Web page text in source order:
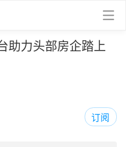
助力头部房企踏上
订阅